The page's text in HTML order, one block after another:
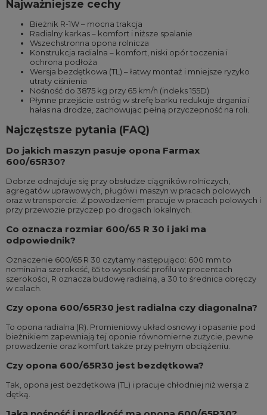
Najważniejsze cechy
Bieżnik R-1W – mocna trakcja
Radialny karkas – komfort i niższe spalanie
Wszechstronna opona rolnicza
Konstrukcja radialna – komfort, niski opór toczenia i
ochrona podłoża
Wersja bezdętkowa (TL) – łatwy montaż i mniejsze ryzyko
utraty ciśnienia
Nośność do 3875 kg przy 65 km/h (indeks 155D)
Płynne przejście ostróg w strefę barku redukuje drgania i
hałas na drodze, zachowując pełną przyczepność na roli.
Najczęstsze pytania (FAQ)
Do jakich maszyn pasuje opona Farmax
600/65R30?
Dobrze odnajduje się przy obsłudze ciągników rolniczych,
agregatów uprawowych, pługów i maszyn w pracach polowych
oraz w transporcie. Z powodzeniem pracuje w pracach polowych i
przy przewozie przyczep po drogach lokalnych.
Co oznacza rozmiar 600/65 R 30 i jaki ma
odpowiednik?
Oznaczenie 600/65 R 30 czytamy następująco: 600 mm to
nominalna szerokość, 65 to wysokość profilu w procentach
szerokości, R oznacza budowę radialną, a 30 to średnica obręczy
w calach.
Czy opona 600/65R30 jest radialna czy diagonalna?
To opona radialna (R). Promieniowy układ osnowy i opasanie pod
bieżnikiem zapewniają tej oponie równomierne zużycie, pewne
prowadzenie oraz komfort także przy pełnym obciążeniu.
Czy opona 600/65R30 jest bezdętkowa?
Tak, opona jest bezdętkowa (TL) i pracuje chłodniej niż wersja z
dętką.